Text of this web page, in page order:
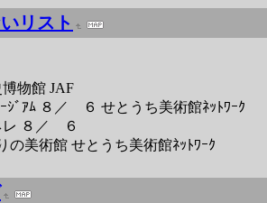
リスト
物館 JAF
ｼﾞｱﾑ ８／ ６ せとうち美術館ﾈｯﾄﾜｰｸ
レ ８／ ６
の美術館 せとうち美術館ﾈｯﾄﾜｰｸ